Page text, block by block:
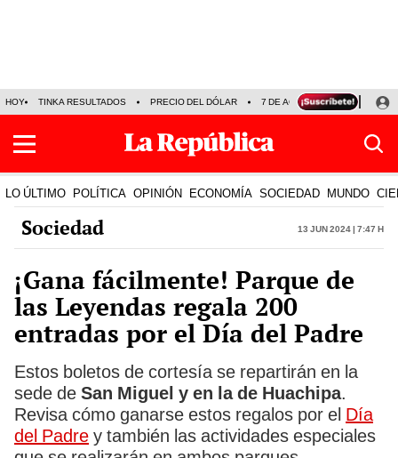
HOY TINKA RESULTADOS PRECIO DEL DÓLAR 7 DE AGOSTO OLLANTA
LO ÚLTIMO POLÍTICA OPINIÓN ECONOMÍA SOCIEDAD MUNDO
Sociedad 13 Jun 2024 | 7:47 h
¡Gana fácilmente! Parque de
las Leyendas regala 200
entradas por el Día del Padre
Estos boletos de cortesía se repartirán en la
sede de San Miguel y en la de Huachipa.
Revisa cómo ganarse estos regalos por el Día
del Padre y también las actividades especiales